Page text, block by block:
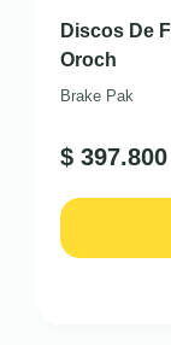
Discos De
Oroch
Brake Pak
$ 397.800